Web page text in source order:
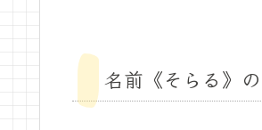
名前《そらる》